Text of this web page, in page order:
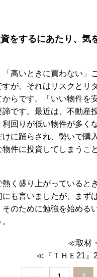
をするにあたり、気
「高いときに買わない」
すが、それはリスクとリ
からです。「いい物件を
諦です。最近は、不動産
回りが低い物件が多く
けに踊らされ、勢いで購
件に投資してしまうこ
く盛り上がっていると
も言いましたが、まず
のために勉強を始める
≪取材
≪『ＴＨＥ21』